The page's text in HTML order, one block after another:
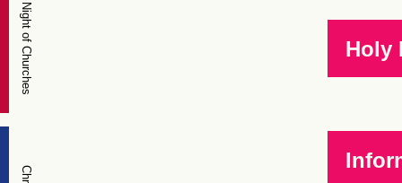
Holy
Night of Churches